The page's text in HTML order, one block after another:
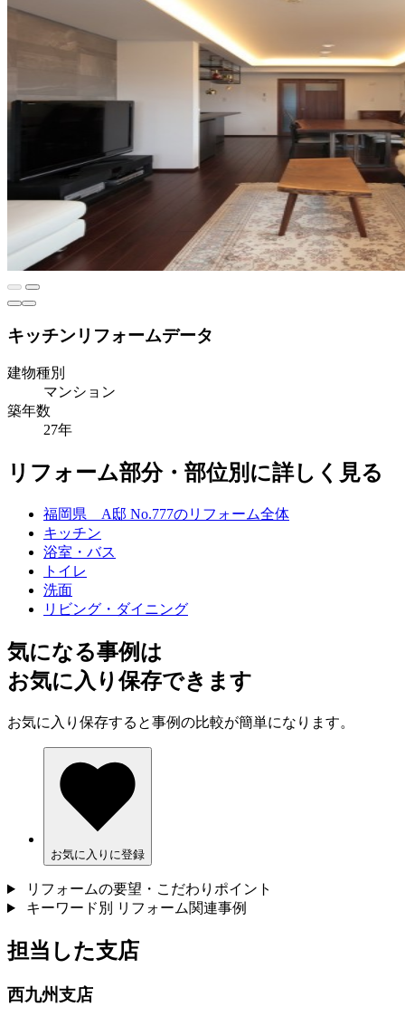
キッチンリフォームデータ
建物種別
マンション
築年数
27年
リフォーム部分・部位別に詳しく見る
福岡県 A邸 No.777のリフォーム全体
キッチン
浴室・バス
トイレ
洗面
リビング・ダイニング
気になる事例は
お気に入り保存できます
お気に入り保存すると事例の比較が簡単になります。
お気に入りに登録
リフォームの要望・こだわりポイント
キーワード別 リフォーム関連事例
担当した支店
西九州支店